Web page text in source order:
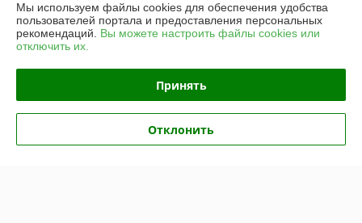
Доставка и оплата
График работы
Политика обработки cookies
Мы используем файлы cookies для обеспечения удобства
пользователей портала и предоставления персональных
рекомендаций. Вы можете настроить файлы cookies или
отключить их.
Принять
Отклонить